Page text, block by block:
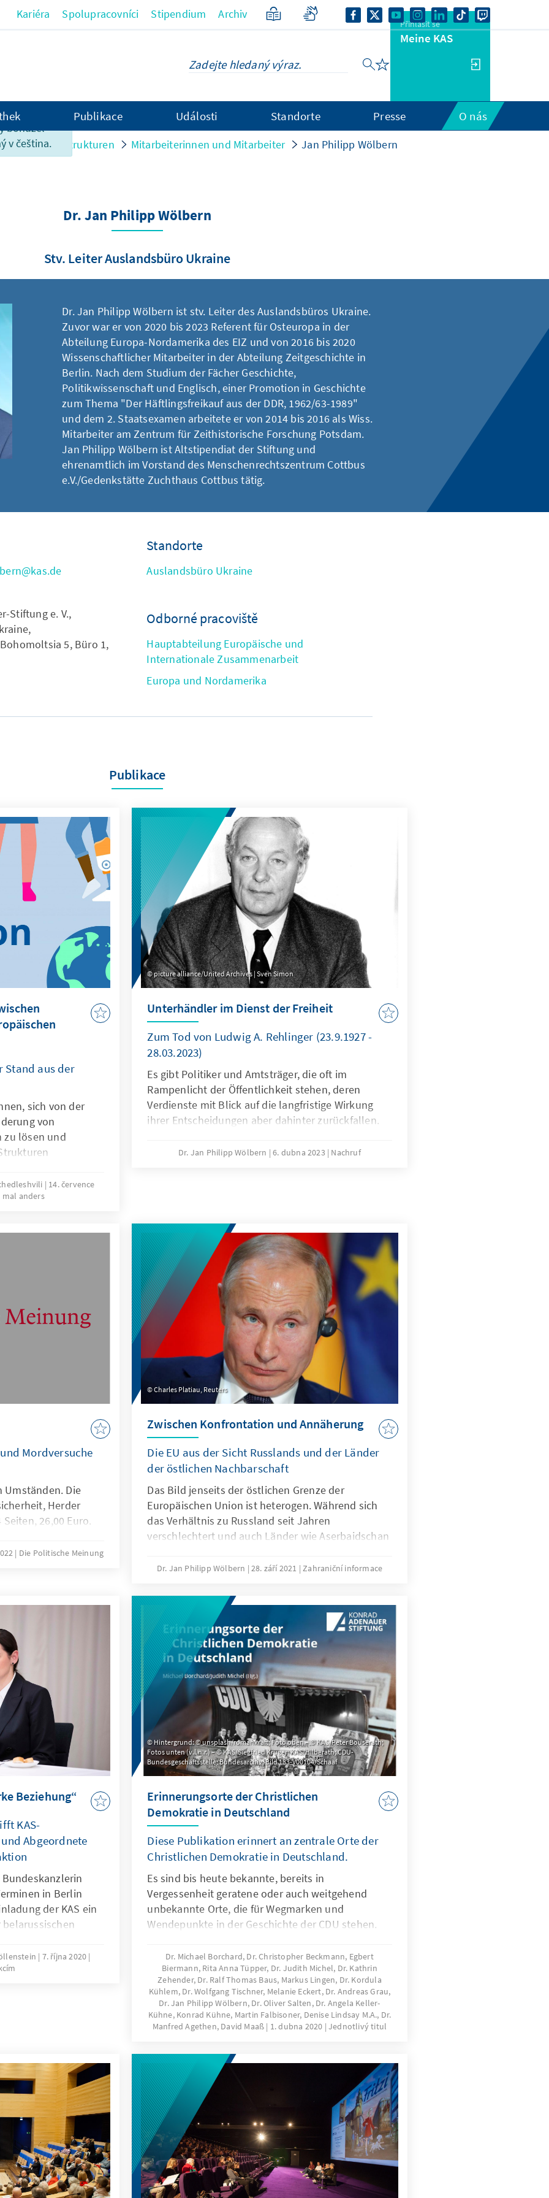
bohužel
v čeština.
Kariéra Spolupracovníci Stipendium Archiv
Přihlásit se
Meine KAS
Publikace Události Standorte Presse O nás
und Strukturen Mitarbeiterinnen und Mitarbeiter Jan Philipp Wölbern
Dr. Jan Philipp Wölbern
Stv. Leiter Auslandsbüro Ukraine
Dr. Jan Philipp Wölbern ist stv. Leiter des Auslandsbüros Ukraine.
Zuvor war er von 2020 bis 2023 Referent für Osteuropa in der
Abteilung Europa-Nordamerika des EIZ und von 2016 bis 2020
Wissenschaftlicher Mitarbeiter in der Abteilung Zeitgeschichte in
Berlin. Nach dem Studium der Fächer Geschichte,
Politikwissenschaft und Englisch, einer Promotion in Geschichte
zum Thema "Der Häftlingsfreikauf aus der DDR, 1962/63-1989"
und dem 2. Staatsexamen arbeitete er von 2014 bis 2016 als Wiss.
Mitarbeiter am Zentrum für Zeithistorische Forschung Potsdam.
Jan Philipp Wölbern ist Altstipendiat der Stiftung und
ehrenamtlich im Vorstand des Menschenrechtszentrum Cottbus
e.V./Gedenkstätte Zuchthaus Cottbus tätig.
Stiftung e. V.,
5, Büro 1,
Standorte
Auslandsbüro Ukraine
Odborné pracoviště
Hauptabteilung Europäische und
Internationale Zusammenarbeit
Europa und Nordamerika
Publikace
Stand aus der
sich von der
von
zu lösen und
Angriffskrieg
– unter
Zivilbevölkerung.
sondern eine
Zukunftsfähigkeit.
14. července
anders
picture alliance/United Archives | Sven Simon
Unterhändler im Dienst der Freiheit
Zum Tod von Ludwig A. Rehlinger (23.9.1927 -
28.03.2023)
Es gibt Politiker und Amtsträger, die oft im
Rampenlicht der Öffentlichkeit stehen, deren
Verdienste mit Blick auf die langfristige Wirkung
ihrer Entscheidungen aber dahinter zurückfallen.
präsent sind, deren beharrliche Arbeit im Stillen
Dr. Jan Philipp Wölbern 6. dubna 2023 Nachruf
Mordversuche
Umständen. Die
Herder
26,00 Euro.
Die Politische Meinung
Charles Platiau, Reuters
Zwischen Konfrontation und Annäherung
Die EU aus der Sicht Russlands und der Länder
der östlichen Nachbarschaft
Das Bild jenseits der östlichen Grenze der
Europäischen Union ist heterogen. Während sich
das Verhältnis zu Russland seit Jahren
verschlechtert und auch Länder wie Aserbaidschan
vorläufig verlassen haben, richten insbesondere die
nach Westen.
Dr. Jan Philipp Wölbern 28. září 2021 Zahraniční informace
Beziehung“
KAS-
Abgeordnete
in Berlin
der KAS ein
7. října 2020
Hintergrund: © unsplash/romankraft; Foto oben – © KAS/Peter Bouserath;
Fotos unten (v.l.n.r.) – © KAS/Siegfried Krüger; KAS/Hilberath; CDU-
Bundesgeschäftsstelle; Bundesarchiv, Bild 183-V00104/Schaaf
Erinnerungsorte der Christlichen
Demokratie in Deutschland
Diese Publikation erinnert an zentrale Orte der
Christlichen Demokratie in Deutschland.
Es sind bis heute bekannte, bereits in
Vergessenheit geratene oder auch weitgehend
unbekannte Orte, die für Wegmarken und
Wendepunkte in der Geschichte der CDU stehen.
die einzelnen Erinnerungsorte in ihrer Bedeutung
für die Parteigeschichte vorgestellt.
Dr. Michael Borchard, Dr. Christopher Beckmann, Egbert
Biermann, Rita Anna Tüpper, Dr. Judith Michel, Dr. Kathrin
Zehender, Dr. Ralf Thomas Baus, Markus Lingen, Dr. Kordula
Kühlem, Dr. Wolfgang Tischner, Melanie Eckert, Dr. Andreas Grau,
Dr. Jan Philipp Wölbern, Dr. Oliver Salten, Dr. Angela Keller-
Kühne, Konrad Kühne, Martin Falbisoner, Denise Lindsay M.A., Dr.
Manfred Agethen, David Maaß
1. dubna 2020 Jednotlivý titul